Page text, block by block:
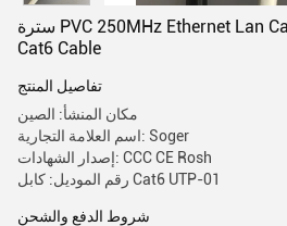
سترة PVC 250MHz Ethernet Lan Cable CCA UTP Network
Cat6 Cable
تفاصيل المنتج
مكان المنشأ: الصين
اسم العلامة التجارية: Soger
إصدار الشهادات: CCC CE Rosh
رقم الموديل: كابل Cat6 UTP-01
شروط الدفع والشحن